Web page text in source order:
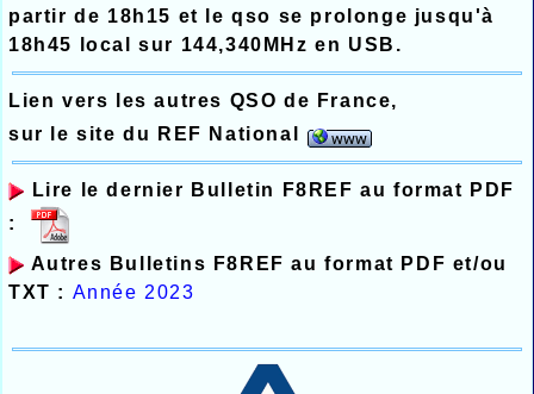
partir de 18h15 et le qso se prolonge jusqu'à
18h45 local sur 144,340MHz en USB.
Lien vers les autres QSO de France,
sur le site du REF National
Lire le dernier Bulletin F8REF au format PDF
:
Autres Bulletins F8REF au format PDF et/ou
TXT : Année 2023